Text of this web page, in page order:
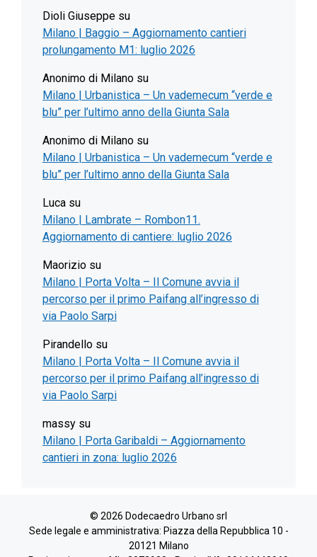
Dioli Giuseppe su
Milano | Baggio – Aggiornamento cantieri
prolungamento M1: luglio 2026
Anonimo di Milano su
Milano | Urbanistica – Un vademecum “verde e
blu” per l’ultimo anno della Giunta Sala
Anonimo di Milano su
Milano | Urbanistica – Un vademecum “verde e
blu” per l’ultimo anno della Giunta Sala
Luca su
Milano | Lambrate – Rombon11.
Aggiornamento di cantiere: luglio 2026
Maorizio su
Milano | Porta Volta – Il Comune avvia il
percorso per il primo Paifang all’ingresso di
via Paolo Sarpi
Pirandello su
Milano | Porta Volta – Il Comune avvia il
percorso per il primo Paifang all’ingresso di
via Paolo Sarpi
massy su
Milano | Porta Garibaldi – Aggiornamento
cantieri in zona: luglio 2026
© 2026 Dodecaedro Urbano srl
Sede legale e amministrativa: Piazza della Repubblica 10 -
20121 Milano